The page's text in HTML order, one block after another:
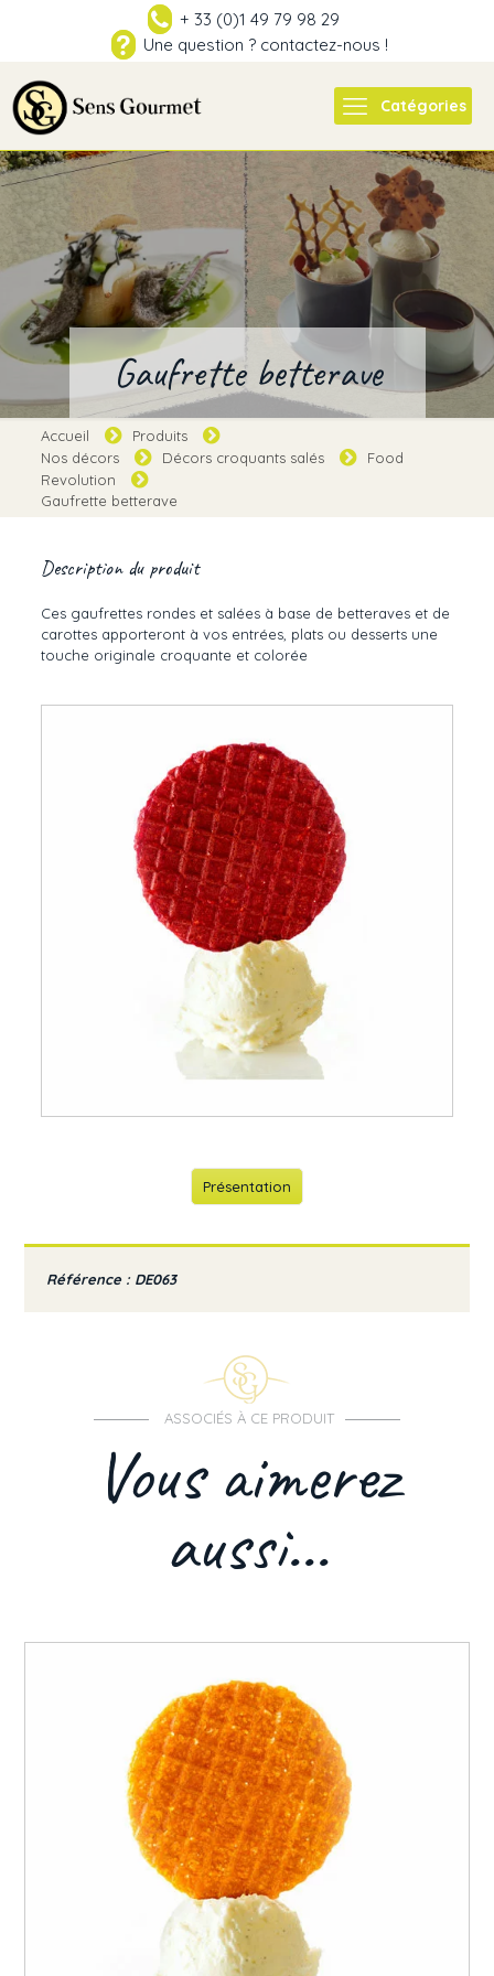
+ 33 (0)1 49 79 98 29
Une question ? contactez-nous !
Catégories
Gaufrette betterave
Accueil
Produits
Nos décors
Décors croquants salés
Food
Revolution
Gaufrette betterave
Description du produit
Ces gaufrettes rondes et salées à base de betteraves et de
carottes apporteront à vos entrées, plats ou desserts une
touche originale croquante et colorée
Présentation
Référence : DE063
ASSOCIÉS À CE PRODUIT
Vous aimerez
aussi...